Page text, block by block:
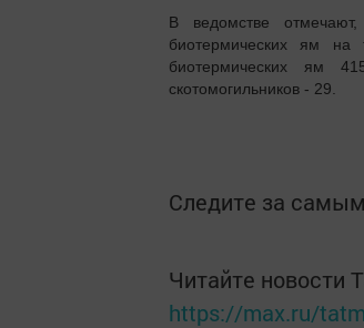
В ведомстве
биотермических ям на
биотермических ям
скотомогильников - 29.
Следите за
Читайте новости
https://max.ru/